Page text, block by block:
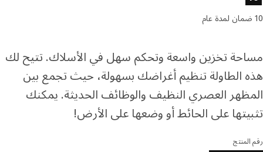
تخزين واسعة وتحكم سهل في الأسلاك. تتيح لك
الطاولة تنظيم أغراضك بسهولة، حيث تجمع بين
العصري النظيف والوظائف الحديثة. يمكنك
على الحائط أو وضعها على الأرض!